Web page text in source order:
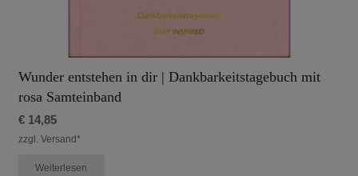
Wunder entstehen in dir | Dankbarkeitstagebuch mit
rosa Samteinband
€14,85
zzgl. Versand*
Weiterlesen